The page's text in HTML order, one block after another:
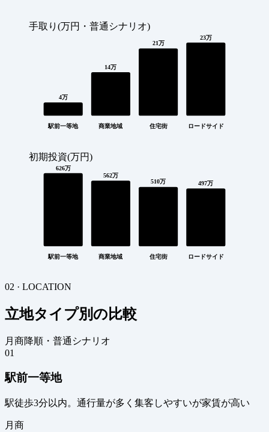
手取り(万円・普通シナリオ)
4万
駅前一等地
14万
商業地域
21万
住宅街
23万
ロードサイド
初期投資(万円)
626万
駅前一等地
562万
商業地域
510万
住宅街
497万
ロードサイド
02 · LOCATION
立地タイプ別の比較
月商降順・普通シナリオ
01
駅前一等地
駅徒歩3分以内。通行量が多く集客しやすいが家賃が高い
月商